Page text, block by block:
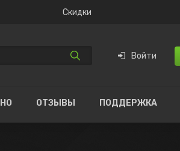
Скидки
Войти
ОТЗЫВЫ ПОДДЕРЖКА